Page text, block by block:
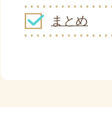
まとめ